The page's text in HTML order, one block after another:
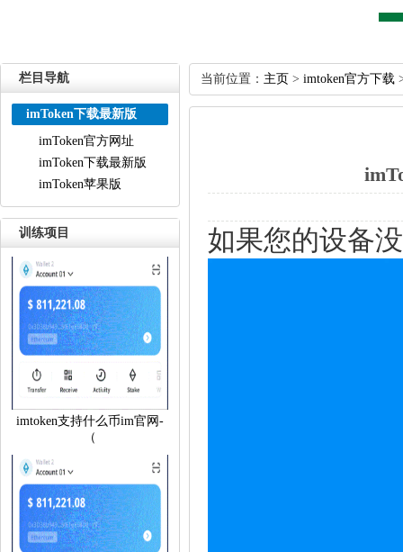
栏目导航
imToken下载最新版
imToken官方网址
imToken下载最新版
imToken苹果版
训练项目
imtoken支持什么币im官网-
（
当前位置： 主页 > imtoken官方下载
如果您的设备